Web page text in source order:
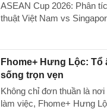
ASEAN Cup 2026: Phân
thuật Việt Nam vs
Fhome+ Hưng Lộc: Tổ
sống trọn vẹn
Không chỉ đơn thuần là
làm việc, Fhome+ Hưng